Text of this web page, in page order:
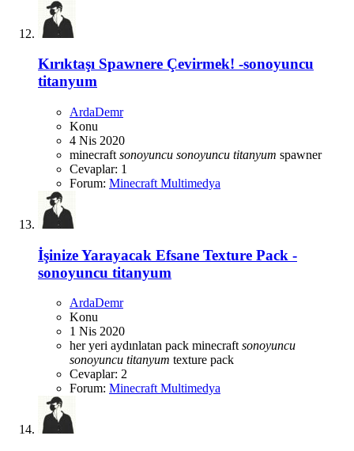
Kırıktaşı Spawnere Çevirmek! -sonoyuncu
titanyum
ArdaDemr
Konu
4 Nis 2020
minecraft sonoyuncu sonoyuncu titanyum spawner
Cevaplar: 1
Forum: Minecraft Multimedya
İşinize Yarayacak Efsane Texture Pack -
sonoyuncu titanyum
ArdaDemr
Konu
1 Nis 2020
her yeri aydınlatan pack minecraft sonoyuncu
sonoyuncu titanyum texture pack
Cevaplar: 2
Forum: Minecraft Multimedya